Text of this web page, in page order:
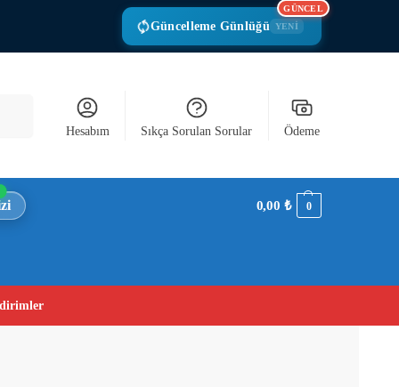
Güncelleme Günlüğü YENİ
GÜNCEL
Hesabım Sıkça Sorulan Sorular Ödeme
0,00₺ 0